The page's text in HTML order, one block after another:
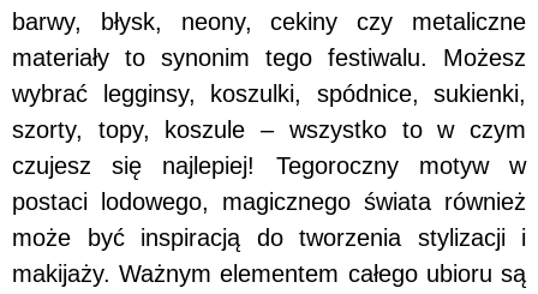
barwy, błysk, neony, cekiny czy metaliczne
materiały to synonim tego festiwalu. Możesz
wybrać legginsy, koszulki, spódnice, sukienki,
szorty, topy, koszule – wszystko to w czym
czujesz się najlepiej! Tegoroczny motyw w
postaci lodowego, magicznego świata również
może być inspiracją do tworzenia stylizacji i
makijaży. Ważnym elementem całego ubioru są